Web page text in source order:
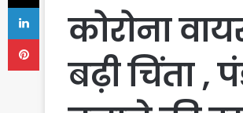
कोरोना
बढ़ी चिंता ,
LinkedIn
Pinterest